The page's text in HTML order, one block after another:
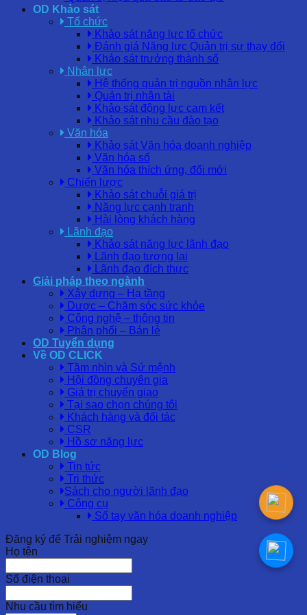
OD Khảo sát
Tổ chức
Khảo sát năng lực tổ chức
Đánh giá Năng lực Quản trị sự thay đổi
Khảo sát trưởng thành số
Nhân lực
Hệ thống quản trị nguồn nhân lực
Quản trị nhân tài
Khảo sát động lực cam kết
Khảo sát nhu cầu đào tạo
Văn hóa
Khảo sát Văn hóa doanh nghiệp
Văn hóa số
Văn hóa thích ứng, đổi mới
Chiến lược
Khảo sát chuỗi giá trị
Năng lực cạnh tranh
Hài lòng khách hàng
Lãnh đạo
Khảo sát năng lực lãnh đạo
Lãnh đạo tương lai
Lãnh đạo đích thực
Giải pháp theo ngành
Xây dựng – Hạ tầng
Dược – Chăm sóc sức khỏe
Công nghệ – thông tin
Phân phối – Bán lẻ
OD Tuyển dụng
Về OD CLICK
Tầm nhìn và Sứ mệnh
Hội đồng chuyên gia
Giá trị chuyển giao
Tại sao chọn chúng tôi
Khách hàng và đối tác
CSR
Hồ sơ năng lực
OD Blog
Tin tức
Tri thức
Sách cho người lãnh đạo
Công cụ
Sổ tay văn hóa doanh nghiệp
Đăng ký để Trải nghiệm ngay
Họ tên
Số điện thoại
Nhu cầu tìm hiểu